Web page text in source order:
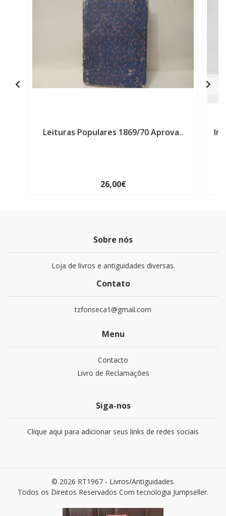
Leituras Populares 1869/70 Aprova..
26,00€
Sobre nós
Loja de livros e antiguidades diversas.
Contato
tzfonseca1@gmail.com
Menu
Contacto
Livro de Reclamações
Siga-nos
Clique aqui para adicionar seus links de redes sociais
© 2026 RT1967 - Livros/Antiguidades.
Todos os Direitos Reservados Com tecnologia Jumpseller.